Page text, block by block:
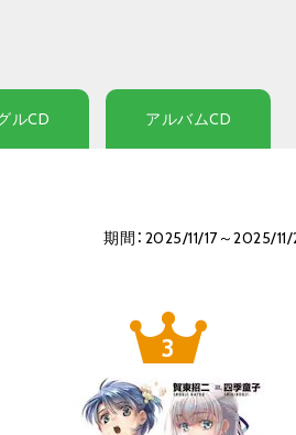
ルCD アルバムCD
期間：2025/11/17～2025/11/